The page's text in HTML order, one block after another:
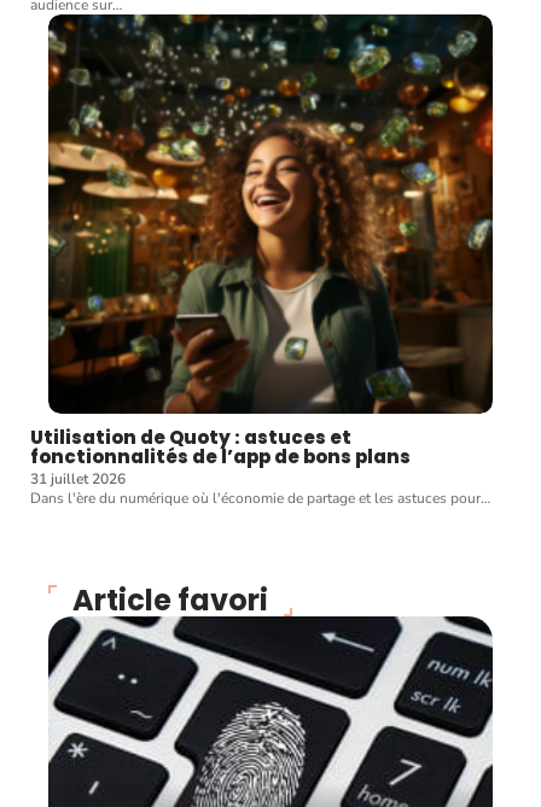
audience sur…
Utilisation de Quoty : astuces et
fonctionnalités de l’app de bons plans
31 juillet 2026
Dans l'ère du numérique où l'économie de partage et les astuces pour…
Article favori